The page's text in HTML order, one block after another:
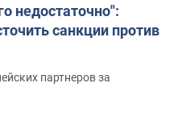
недостаточно":
санкции против
партнеров за